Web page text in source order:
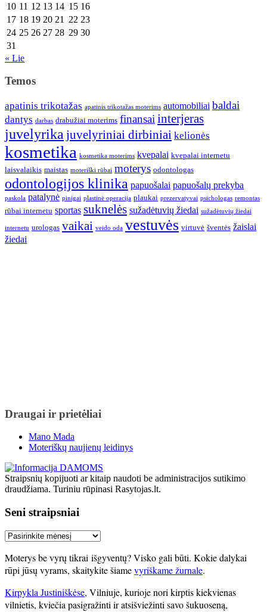
10 11 12 13 14 15 16
17 18 19 20 21 22 23
24 25 26 27 28 29 30
31
« Lie
Temos
apatinis trikotažas apatinis trikotažas moterims automobiliai baldai
dantys darbas drabužiai moterims finansai interjeras
juvelyrika juvelyriniai dirbiniai kelionės
kosmetika kosmetika moterims kvepalai kvepalai internetu
laisvalaikis maistas moteriški rūbai moterys odontologas
odontologijos klinika papuošalai papuošalų prekyba
paskola patalynė pinigai plastinė operacija plaukai prezervatyvai psichologas remontas
rūbai internetu sportas suknelės sužadėtuvių žiedai sužadėtuvių žiedai
internetu urologas vaikai veido oda vestuvės virtuvė šventės žaislai
žiedai
Draugai ir prietėliai
Mano Mada
Moteriškų naujienų leidinys
Straipsnių kopijuoti ar kitaip naudoti be administracijos sutikimo
draudžiama. Turiniu rūpinasi Rasytojas.lt.
Seni straipsniai
Seni
Moterys be vyrų tikrai išgyventų? Visko gali būti. Kokie dalykai
rūpi jūsų vyrams, skaitykite šiamevyriškame žurnale.
Kirpykla Justiniškėse, Vilniuje, kurioje nori kirptis kiekvienas
vilnietis, kviečia pasigražinti ir atsišviežinti savo šukuoseną,